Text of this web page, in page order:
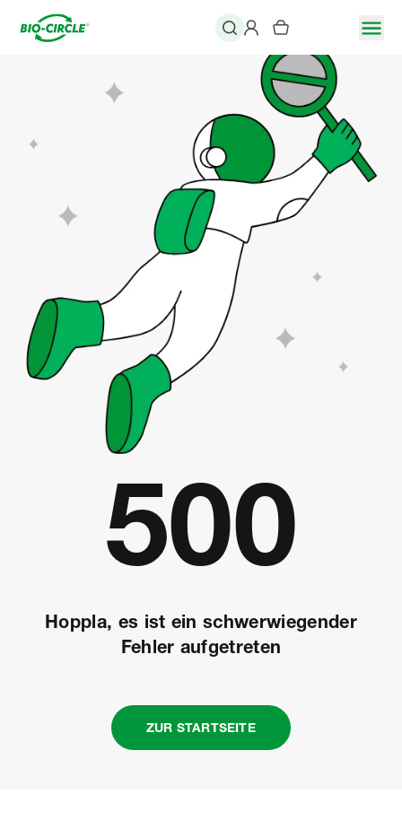
500
Hoppla, es ist ein schwerwiegender
Fehler aufgetreten
ZUR STARTSEITE